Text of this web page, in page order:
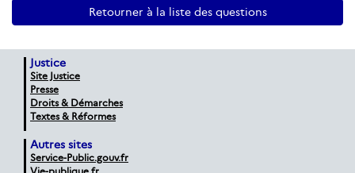
Retourner à la liste des questions
Justice
Site Justice
Presse
Droits & Démarches
Textes & Réformes
Autres sites
Service-Public.gouv.fr